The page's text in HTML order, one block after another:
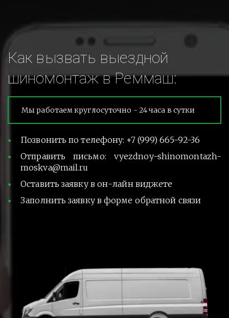
Как вызвать выездной
шиномонтаж в Реммаш:
Мы работаем круглосуточно - 24 часа в сутки
Позвонить по телефону: +7 (999) 665-92-36
Отправить письмо: vyezdnoy-shinomontazh-
moskva@mail.ru
Оставить заявку в он-лайн виджете
Заполнить заявку в форме обратной связи